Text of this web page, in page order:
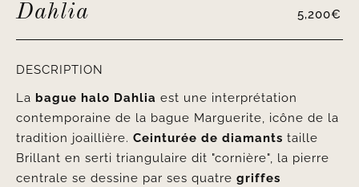
Dahlia 5,200€
DESCRIPTION
La bague halo Dahlia est une interprétation
contemporaine de la bague Marguerite, icône de la
tradition joaillière. Ceinturée de diamants taille
Brillant en serti triangulaire dit "cornière", la pierre
centrale se dessine par ses quatre griffes